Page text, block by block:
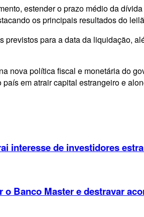
estender o prazo médio da
os principais resultados do
para a data da liquidação,
nova política fiscal e monetária do
em atrair capital estrangeiro e
interesse de investidores
Banco Master e destravar